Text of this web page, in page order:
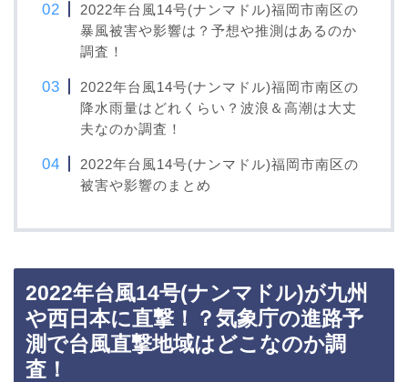
2022年台風14号(ナンマドル)福岡市南区の
暴風被害や影響は？予想や推測はあるのか
調査！
2022年台風14号(ナンマドル)福岡市南区の
降水雨量はどれくらい？波浪＆高潮は大丈
夫なのか調査！
2022年台風14号(ナンマドル)福岡市南区の
被害や影響のまとめ
2022年台風14号(ナンマドル)が九州
や西日本に直撃！？気象庁の進路予
測で台風直撃地域はどこなのか調
査！